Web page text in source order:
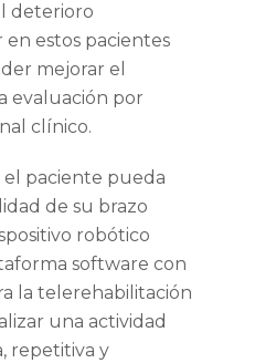
deterioro
estos pacientes
mejorar el
evaluación por
clínico.
paciente pueda
de su brazo
robótico
software con
la telerehabilitación
una actividad
repetitiva y